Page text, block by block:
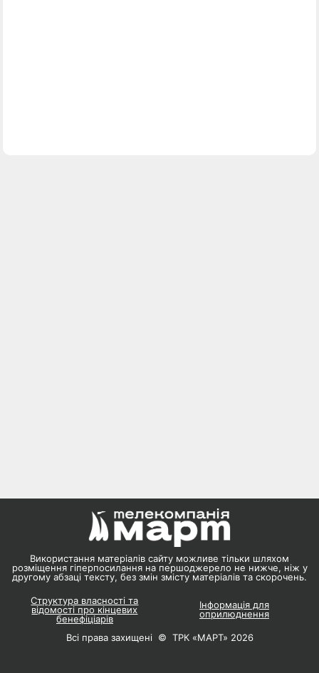
Використання матеріалів сайту можливе тільки шляхом
розміщення гіперпосилання на першоджерело не нижче, ніж у
другому абзаці тексту, без змін змісту матеріалів та скорочень.
Структура власності та
відомості про кінцевих
бенефіціарів
Інформація для
оприлюднення
Всі права захищені © ТРК «МАРТ» 2026